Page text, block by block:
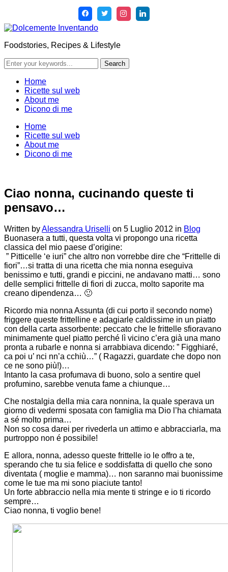
Foodstories, Recipes & Lifestyle
Home
Ricette sul web
About me
Dicono di me
Home
Ricette sul web
About me
Dicono di me
Ciao nonna, cucinando queste ti
pensavo…
Written byAlessandra Uriselli on 5 Luglio 2012 in Blog
Buonasera a tutti, questa volta vi propongo una ricetta
classica del mio paese d’origine:
” Pitticelle ‘e iuri” che altro non vorrebbe dire che “Frittelle di
fiori”…si tratta di una ricetta che mia nonna eseguiva
benissimo e tutti, grandi e piccini, ne andavano matti… sono
delle semplici frittelle di fiori di zucca, molto saporite ma
creano dipendenza… 🙂
Ricordo mia nonna Assunta (di cui porto il secondo nome)
friggere queste frittelline e adagiarle caldissime in un piatto
con della carta assorbente: peccato che le frittelle sfioravano
minimamente quel piatto perché lì vicino c’era già una mano
pronta a rubarle e nonna si arrabbiava dicendo: ” Figghiaré,
ca poi u’ nci nn’a cchiù…” ( Ragazzi, guardate che dopo non
ce ne sono più!)…
Intanto la casa profumava di buono, solo a sentire quel
profumino, sarebbe venuta fame a chiunque…
Che nostalgia della mia cara nonnina, la quale sperava un
giorno di vedermi sposata con famiglia ma Dio l’ha chiamata
a sé molto prima…
Non so cosa darei per rivederla un attimo e abbracciarla, ma
purtroppo non é possibile!
E allora, nonna, adesso queste frittelle io le offro a te,
sperando che tu sia felice e soddisfatta di quello che sono
diventata ( moglie e mamma)… non saranno mai buonissime
come le tue ma mi sono piaciute tanto!
Un forte abbraccio nella mia mente ti stringe e io ti ricordo
sempre…
Ciao nonna, ti voglio bene!